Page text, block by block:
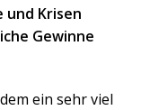
und Krisen
Gewinne
ein sehr viel